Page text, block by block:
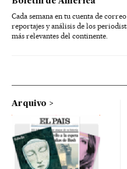
Cada semana en tu cuenta de
reportajes y análisis de los
más relevantes del continente.
Arquivo